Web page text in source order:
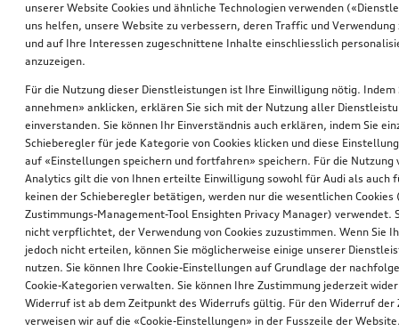
unserer Website Cookies und ähnliche Technologien verwenden
uns helfen, unsere Website zu verbessern, deren Traffic und Verwendung
und auf Ihre Interessen zugeschnittene Inhalte einschliesslich
anzuzeigen.
Für die Nutzung dieser Dienstleistungen ist Ihre Einwilligung nötig. Indem
annehmen» anklicken, erklären Sie sich mit der Nutzung aller
einverstanden. Sie können Ihr Einverständnis auch erklären, indem Sie
Schieberegler für jede Kategorie von Cookies klicken und diese
auf «Einstellungen speichern und fortfahren» speichern. Für die Nutzung
Analytics gilt die von Ihnen erteilte Einwilligung sowohl für Audi als auch
keinen der Schieberegler betätigen, werden nur die wesentlichen Cookies
Zustimmungs-Management-Tool Ensighten Privacy Manager) verwendet.
nicht verpflichtet, der Verwendung von Cookies zuzustimmen. Wenn Sie
jedoch nicht erteilen, können Sie möglicherweise einige unserer
nutzen. Sie können Ihre Cookie-Einstellungen auf Grundlage der
Cookie-Kategorien verwalten. Sie können Ihre Zustimmung jederzeit
Widerruf ist ab dem Zeitpunkt des Widerrufs gültig. Für den Widerruf der
verweisen wir auf die «Cookie-Einstellungen» in der Fusszeile der